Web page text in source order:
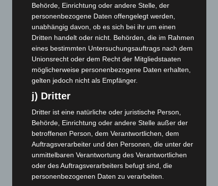
Mai 2024(149)
April 2024 (102)
März 2024(103)
Februar 2024(103)
Januar 2024(111)
Dezember 2023(130)
November 2023(130)
Oktober 2023 (114)
September 2023(133)
August 2023
Juli 2023(118)
Juni 2023 (142)
Behörde, Einrichtung oder andere Stelle, der
personenbezogene Daten offengelegt werden,
unabhängig davon, ob es sich bei ihr um einen
Dritten handelt oder nicht. Behörden, die im Rahmen
eines bestimmten Untersuchungsauftrags nach dem
Unionsrecht oder dem Recht der Mitgliedstaaten
möglicherweise personenbezogene Daten erhalten,
gelten jedoch nicht als Empfänger.
j) Dritter
Dritter ist eine natürliche oder juristische Person,
Behörde, Einrichtung oder andere Stelle außer der
betroffenen Person, dem Verantwortlichen, dem
Auftragsverarbeiter und den Personen, die unter der
unmittelbaren Verantwortung des Verantwortlichen
oder des Auftragsverarbeiters befugt sind, die
personenbezogenen Daten zu verarbeiten.